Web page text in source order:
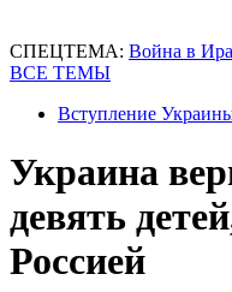
СПЕЦТЕМА: Война в
ВСЕ ТЕМЫ
Вступление
Украина
девять
Россией